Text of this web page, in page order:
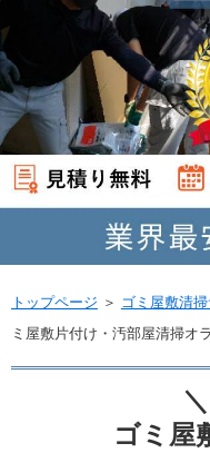
トップページ ＞ ゴミ屋敷清
ミ屋敷片付け・汚部屋清掃オ
ゴミ屋